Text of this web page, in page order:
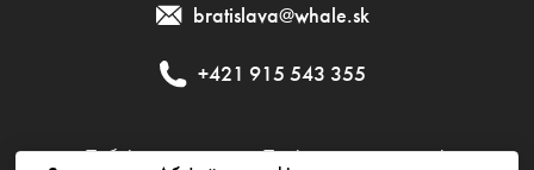
bratislava@whale.sk
+421 915 543 355
Публічная дамова Палітыка прыватнасці